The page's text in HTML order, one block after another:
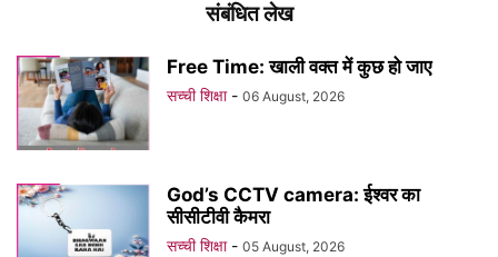
संबंधित लेख
Free Time: खाली वक्त में कुछ हो जाए
सच्ची शिक्षा - 06 August, 2026
God’s CCTV camera: ईश्वर का
सीसीटीवी कैमरा
सच्ची शिक्षा - 05 August, 2026